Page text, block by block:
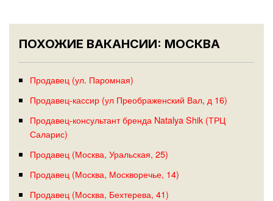
ПОХОЖИЕ ВАКАНСИИ: МОСКВА
Продавец (ул. Паромная)
Продавец-кассир (ул Преображенский Вал, д 16)
Продавец-консультант бренда Natalya Shik (ТРЦ
Саларис)
Продавец (Москва, Уральская, 25)
Продавец (Москва, Москворечье, 14)
Продавец (Москва, Бехтерева, 41)